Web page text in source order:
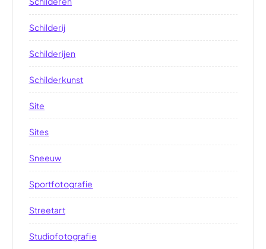
Schilderij
Schilderijen
Schilderkunst
Site
Sites
Sneeuw
Sportfotografie
Streetart
Studiofotografie